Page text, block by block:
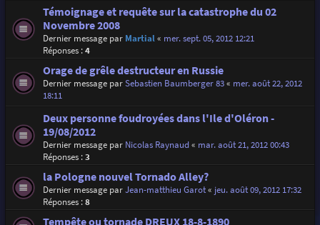
Témoignage et requête sur la catastrophe du 02
Novembre 2008
Dernier message par Martial« mer. sept. 05, 2012 12:21
Réponses :4
Orage de grêle destructeur en Russie
Dernier message parSebastien Baumberger 83« mer. août 22, 2012
18:11
Deux personne foudroyées dans l'Ile d'Oléron -
19/08/2012
Dernier message par Nicolas Raynaud« mar. août 21, 2012 00:43
Réponses :3
la Pologne nouvel Tornado Alley?
Dernier message parJean-matthieu Garot« jeu. août 09, 2012 17:32
Réponses :8
Tempête ou tornade DREUX 18-8-1890